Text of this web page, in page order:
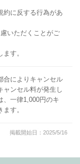
約に反する行為があ
いただくことがご
す。
合によりキャンセル
ャンセル料が発生し
、一律1,000円のキ
す。
掲載開始日：2025/5/16